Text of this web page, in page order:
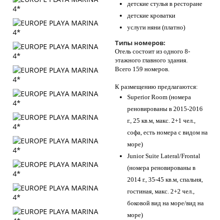
детские стулья в ресторане
детские кроватки
услуги няни (платно)
Типы номеров:
Отель состоит из одного 8-
этажного главного здания.
Всего 159 номеров.
К размещению предлагаются:
Superior Room (номера
реновированы в 2015-2016
г., 25 кв.м, макс. 2+1 чел.,
софа, есть номера с видом на
море)
Junior Suite Lateral/Frontal
(номера реновированы в
2014 г., 35-45 кв.м, спальня,
гостиная, макс. 2+2 чел.,
боковой вид на море/вид на
море)